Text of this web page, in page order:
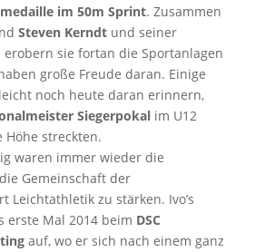
im 50m Sprint. Zusammen
Steven Kerndtund seiner
sie fortan die Sportanlagen
große Freude daran. Einige
noch heute daran erinnern,
Siegerpokalim U12
Höhe streckten.
waren immer wieder die
Gemeinschaft der
Leichtathletik zu stärken. Ivo’s
erste Mal 2014 beim DSC
auf, wo er sich nach einem ganz